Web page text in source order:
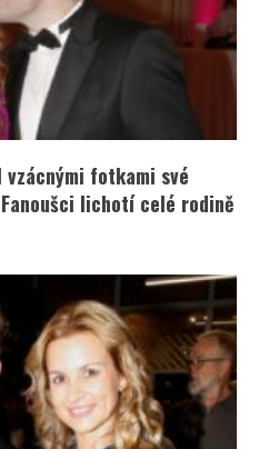
fotkami své
lichotí celé rodině